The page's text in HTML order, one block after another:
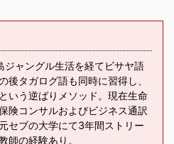
ジャングル生活を経てビサヤ語
後タガログ語も同時に習得し、
いう逆ばりメソッド。現在生命
険コンサルおよびビジネス通訳
セブの大学にて3年間ストリー
師の経験あり。